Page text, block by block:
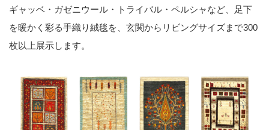
ギャッベ・ガゼニウール・トライバル・ペルシャなど、足下
を暖かく彩る手織り絨毯を、玄関からリビングサイズまで300
枚以上展示します。